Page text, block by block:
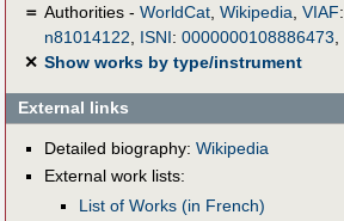
＝ Authorities - WorldCat, Wikipedia, VIAF:
n81014122, ISNI: 0000000108886473,
✕ Show works by type/instrument
External links
Detailed biography: Wikipedia
External work lists:
List of Works (in French)